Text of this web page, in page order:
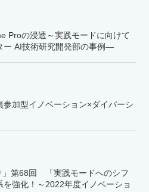
Proの浸透～実践モードに向けて
AI技術研究開発部の事例―
加型イノベーション×ダイバーシ
」第68回 「実践モードへのシフ
を強化！～2022年度イノベーショ